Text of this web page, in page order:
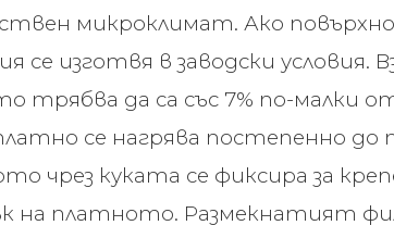
микроклимат. Ако
се изготвя в заводски
трябва да са със 7% по-малки
се нагрява постепенно
чрез куката се фиксира за
на платното. Размекнатият